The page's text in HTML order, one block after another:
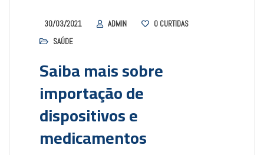
30/03/2021 ADMIN 0 CURTIDAS
SAÚDE
Saiba mais sobre
importação de
dispositivos e
medicamentos